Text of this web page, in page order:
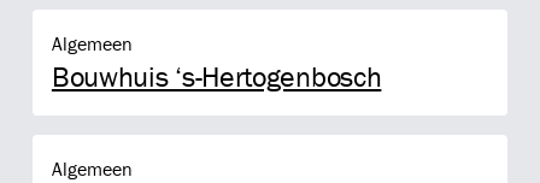
Bouwhuis ‘s-Hertogenbosch
Algemeen
Algemeen